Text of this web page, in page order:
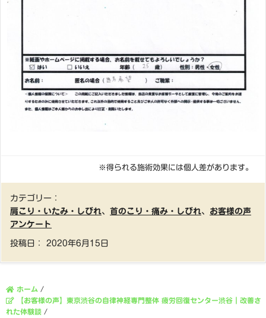
※得られる施術効果には個人差があります。
カテゴリー：
肩こり・いたみ・しびれ 、 首のこり・痛み・しびれ 、 お客様の声
アンケート
投稿日： 2020年6月15日
ホーム /
【お客様の声】東京渋谷の自律神経専門整体 疲労回復センター渋谷｜改善さ
れた体験談 /